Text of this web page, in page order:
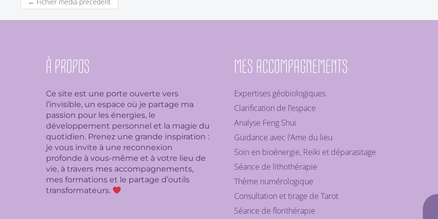
À PROPOS
Ce site est une porte ouverte vers
l’invisible, un espace où je partage ma
passion pour les énergies, le
développement personnel et la magie du
quotidien. Prenez une grande inspiration :
je vous invite à une reconnexion
profonde à vous-même et à votre lieu de
vie, à travers mes accompagnements,
mes formations et le partage d’outils
transformateurs.
MES ACCOMPAGNEMENTS
Expertises géobiologiques
Clarification de l’espace
Analyse Feng Shui
Guidance avec l’Ame du lieu
Soin en bioénergie, Reiki et déparasitage
Séance de lithothérapie
Thème numérologique
Consultation et tirage de Tarot
Séance de florithérapie